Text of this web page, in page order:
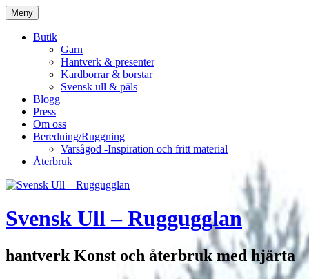
Hoppa
till
innehåll
Meny
Butik
Garn
Hantverk & presenter
Kardborrar & borstar
Svensk ull & päls
Blogg
Press
Om oss
Beredning/Ruggning
Varsågod -Inspiration och fritt material
Återbruk
Svensk Ull – Ruggugglan
hantverk Konst och återbruk med hjärta